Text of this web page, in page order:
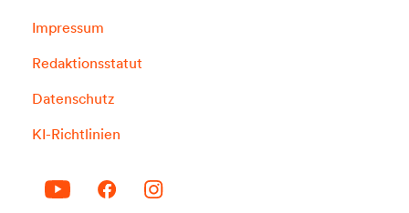
Impressum
Redaktionsstatut
Datenschutz
KI-Richtlinien